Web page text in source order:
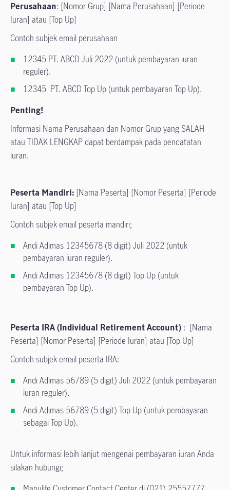
Perusahaan: [Nomor Grup] [Nama Perusahaan] [Periode
Iuran] atau [Top Up]
Contoh subjek email perusahaan
12345 PT. ABCD Juli 2022 (untuk pembayaran iuran
reguler).
12345 PT. ABCD Top Up (untuk pembayaran Top Up).
Penting!
Informasi Nama Perusahaan dan Nomor Grup yang SALAH
atau TIDAK LENGKAP dapat berdampak pada pencatatan
iuran.
Peserta Mandiri: [Nama Peserta] [Nomor Peserta] [Periode
Iuran] atau [Top Up]
Contoh subjek email peserta mandiri;
Andi Adimas 12345678 (8 digit) Juli 2022 (untuk
pembayaran iuran reguler).
Andi Adimas 12345678 (8 digit) Top Up (untuk
pembayaran Top Up).
Peserta IRA (Individual Retirement Account) : [Nama
Peserta] [Nomor Peserta] [Periode Iuran] atau [Top Up]
Contoh subjek email peserta IRA:
Andi Adimas 56789 (5 digit) Juli 2022 (untuk pembayaran
iuran reguler).
Andi Adimas 56789 (5 digit) Top Up (untuk pembayaran
sebagai Top Up).
Untuk informasi lebih lanjut mengenai pembayaran iuran Anda
silakan hubungi;